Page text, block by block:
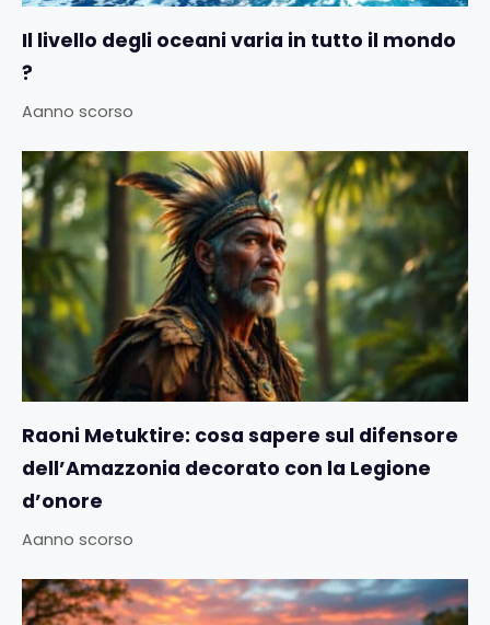
Il livello degli oceani varia in tutto il mondo
?
Aanno scorso
Raoni Metuktire: cosa sapere sul difensore
dell’Amazzonia decorato con la Legione
d’onore
Aanno scorso